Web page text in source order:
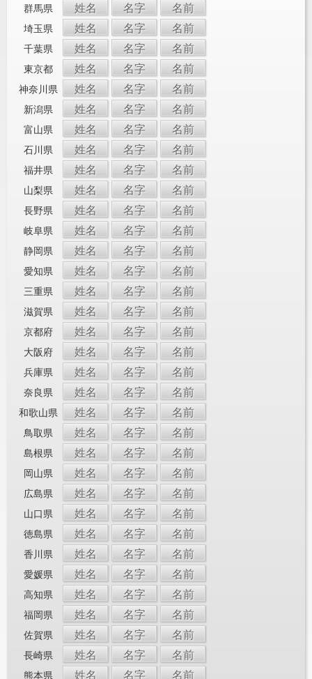
群馬県 姓名 名字 名前
埼玉県 姓名 名字 名前
千葉県 姓名 名字 名前
東京都 姓名 名字 名前
神奈川県 姓名 名字 名前
新潟県 姓名 名字 名前
富山県 姓名 名字 名前
石川県 姓名 名字 名前
福井県 姓名 名字 名前
山梨県 姓名 名字 名前
長野県 姓名 名字 名前
岐阜県 姓名 名字 名前
静岡県 姓名 名字 名前
愛知県 姓名 名字 名前
三重県 姓名 名字 名前
滋賀県 姓名 名字 名前
京都府 姓名 名字 名前
大阪府 姓名 名字 名前
兵庫県 姓名 名字 名前
奈良県 姓名 名字 名前
和歌山県 姓名 名字 名前
鳥取県 姓名 名字 名前
島根県 姓名 名字 名前
岡山県 姓名 名字 名前
広島県 姓名 名字 名前
山口県 姓名 名字 名前
徳島県 姓名 名字 名前
香川県 姓名 名字 名前
愛媛県 姓名 名字 名前
高知県 姓名 名字 名前
福岡県 姓名 名字 名前
佐賀県 姓名 名字 名前
長崎県 姓名 名字 名前
熊本県 姓名 名字 名前